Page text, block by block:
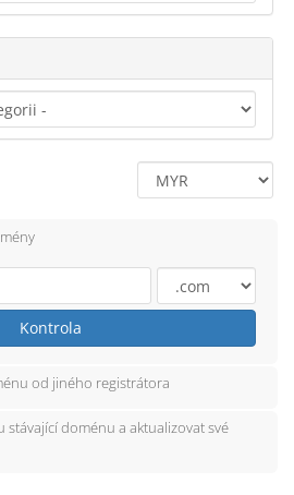
Kontrola
od jiného registrátora
stávající doménu a aktualizovat své